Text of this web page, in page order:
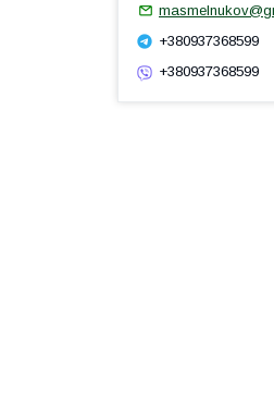
+380937368599
+380937368599